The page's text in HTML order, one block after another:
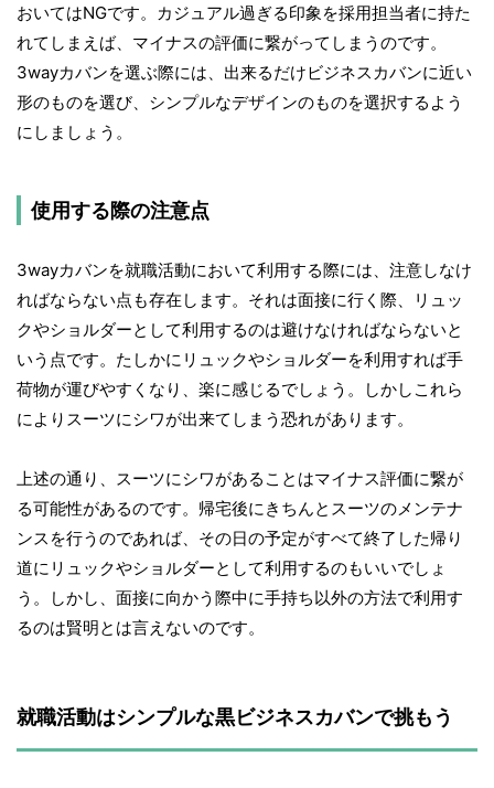
おいてはNGです。カジュアル過ぎる印象を採用担当者に持た
れてしまえば、マイナスの評価に繋がってしまうのです。
3wayカバンを選ぶ際には、出来るだけビジネスカバンに近い
形のものを選び、シンプルなデザインのものを選択するよう
にしましょう。
使用する際の注意点
3wayカバンを就職活動において利用する際には、注意しなけ
ればならない点も存在します。それは面接に行く際、リュッ
クやショルダーとして利用するのは避けなければならないと
いう点です。たしかにリュックやショルダーを利用すれば手
荷物が運びやすくなり、楽に感じるでしょう。しかしこれら
によりスーツにシワが出来てしまう恐れがあります。
上述の通り、スーツにシワがあることはマイナス評価に繋が
る可能性があるのです。帰宅後にきちんとスーツのメンテナ
ンスを行うのであれば、その日の予定がすべて終了した帰り
道にリュックやショルダーとして利用するのもいいでしょ
う。しかし、面接に向かう際中に手持ち以外の方法で利用す
るのは賢明とは言えないのです。
就職活動はシンプルな黒ビジネスカバンで挑もう